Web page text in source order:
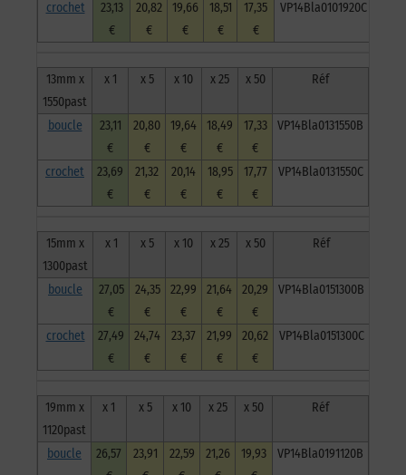
crochet
23,13
€
20,82
€
19,66
€
18,51
€
17,35
€
VP14Bla0101920C
13mm x
1550past
x 1 x 5 x 10 x 25 x 50 Réf
boucle
23,11
€
20,80
€
19,64
€
18,49
€
17,33
€
VP14Bla0131550B
crochet
23,69
€
21,32
€
20,14
€
18,95
€
17,77
€
VP14Bla0131550C
15mm x
1300past
x 1 x 5 x 10 x 25 x 50 Réf
boucle
27,05
€
24,35
€
22,99
€
21,64
€
20,29
€
VP14Bla0151300B
crochet
27,49
€
24,74
€
23,37
€
21,99
€
20,62
€
VP14Bla0151300C
19mm x
1120past
x 1 x 5 x 10 x 25 x 50 Réf
boucle
26,57
23,91
22,59
21,26
19,93
VP14Bla0191120B